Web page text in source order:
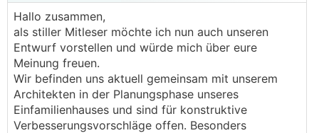
Hallo zusammen,
als stiller Mitleser möchte ich nun auch unseren
Entwurf vorstellen und würde mich über eure
Meinung freuen.
Wir befinden uns aktuell gemeinsam mit unserem
Architekten in der Planungsphase unseres
Einfamilienhauses und sind für konstruktive
Verbesserungsvorschläge offen. Besonders